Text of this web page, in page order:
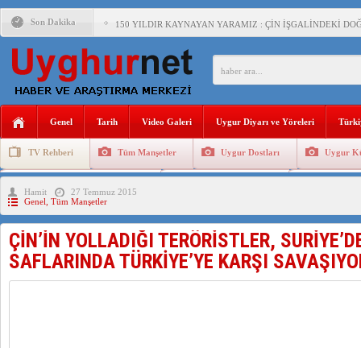
Son Dakika 150 YILDIR KAYNAYAN YARAMIZ : ÇİN İŞGALİNDEKİ
ÇİN’İN UYGUR POLİTİKALARINI ÖVEN DİYANET
ÇİN’İN ANKARA BÜYÜKELÇİSİ JİANG’İN TRABZON
İŞGALCİ ÇİN’DEN “FETİHLER SULTANI
İŞGALCİ ÇİN,DOĞU TÜRKİSTAN’DA EN AZ 143 BİN
Genel Tarih Video Galeri Uygur Diyarı ve Yöreleri
TV Rehberi Tüm Manşetler Uygur Dostları Uygur
Uygurlarda Düğün ve Cenaze
Hamit
27 Temmuz 2015
Genel Tüm Manşetler
ÇİN’İN YOLLADIĞI TERÖRİSTLER,
SAFLARINDA TÜRKİYE’YE KARŞI